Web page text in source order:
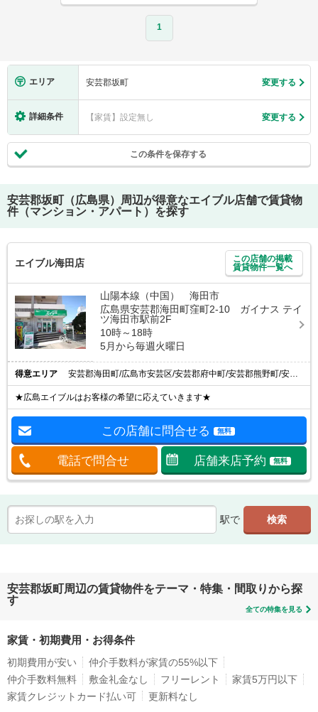
1
エリア 安芸郡坂町 変更する
詳細条件 【家賃】設定無し 変更する
この条件を保存する
安芸郡坂町（広島県）
周辺が得意なエイブル店舗で賃貸物
件（マンション・アパート）を探す
エイブル海田店
この店舗の掲載
賃貸物件一覧へ
山陽本線（中国） 海田市
広島県安芸郡海田町窪町2-10 ガイナス テイ
ツ海田市駅前2F
10時～18時
5月から毎週火曜日
得意エリア 安芸郡海田町/広島市安芸区/安芸郡府中町/安芸郡熊野町/安芸郡坂町
★広島エイブルはお客様の希望に応えていきます★
この店舗に問合せる 無料
電話で問合せ 店舗来店予約 無料
駅で
安芸郡坂町周辺の賃貸物件をテーマ・特集・間取りから探
す
全ての特集を見る
家賃・初期費用・お得条件
初期費用が安い
仲介手数料が家賃の55%以下
仲介手数料無料
敷金礼金なし フリーレント
家賃5万円以下
家賃クレジットカード払い可
更新料なし